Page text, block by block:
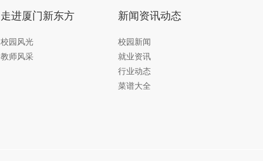
走进厦门新东方
校园风光
教师风采
新闻资讯动态
校园新闻
就业资讯
行业动态
菜谱大全